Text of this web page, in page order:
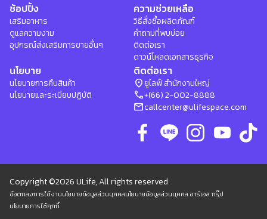
ช้อปปิ้ง
เสริมอาหาร
ดูแลความงาม
อุปกรณ์ส่งเสริมการขายอื่นๆ
ความช่วยเหลือ
วิธีสั่งซื้อผลิตภัณฑ์
คำถามที่พบบ่อย
ติดต่อเรา
ดาวน์โหลดเอกสารธุรกิจ
นโยบาย
นโยบายการคืนสินค้า
นโยบายและระเบียบปฏิบัติ
ติดต่อเรา
location_onยูไลฟ์ สำนักงานใหญ่
phone+(66) 2-002-8888
mailcallcenter@ulifespace.com
Copyright ©2026 ULife, All rights reserved.
ข้อตกลงการใช้งานนโยบายข้อมูลส่วนบุคคลนโยบายข้อมูลส่วนบุคคล อาร์เอส กรุ๊ป
นโยบายการใช้คุกกี้